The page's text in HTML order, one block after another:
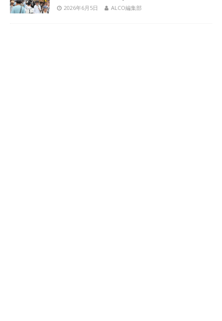
2026年6月5日 ALCO編集部